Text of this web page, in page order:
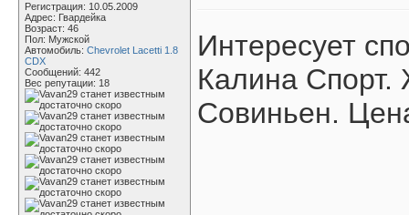
Регистрация: 10.05.2009
Адрес: Гвардейка
Возраст: 46
Пол: Мужской
Автомобиль: Сhevrolet Lacetti 1.8
CDX
Сообщений: 442
Вес репутации: 18
Интересует
Калина
Совиньен.